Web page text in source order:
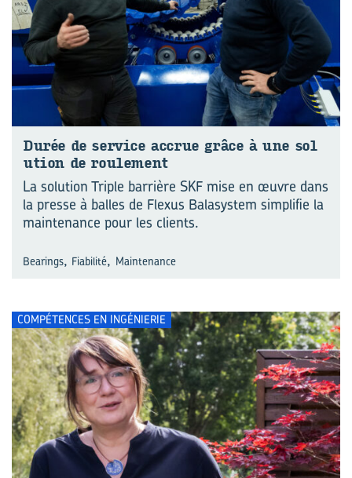
Durée de ser­vice ac­crue grâce à une so­l
u­tion de rou­le­ment
La solution Triple barrière SKF mise en œuvre dans
la presse à balles de Flexus Balasystem simplifie la
maintenance pour les clients.
Bearings, Fiabilité, Maintenance
COMPÉTENCES EN INGÉNIERIE